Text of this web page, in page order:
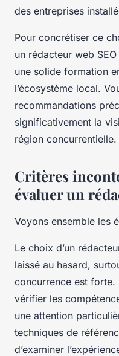
des entreprises
Pour concrétiser ce
un rédacteur web
une solide formation
l’écosystème local.
recommandations
significativement la
région concurrentielle.
Critères
évaluer un
Voyons ensemble les
Le choix d’un
laissé au hasard,
concurrence est forte.
vérifier les
une attention
techniques de
d’examiner